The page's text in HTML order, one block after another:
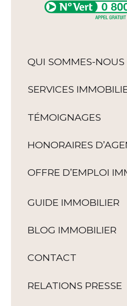
QUI SOMMES-NOUS
SERVICES
TÉMOIGNAGES
HONORAIRES
OFFRE D’EMPLOI
GUIDE IMMOBILIER
BLOG IMMOBILIER
CONTACT
RELATIONS PRESSE